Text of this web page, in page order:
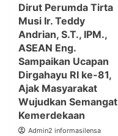
Dirut Perumda Tirta
Musi Ir. Teddy
Andrian, S.T., IPM.,
ASEAN Eng.
Sampaikan Ucapan
Dirgahayu RI ke-81,
Ajak Masyarakat
Wujudkan Semangat
Kemerdekaan
Admin2 informasilensa